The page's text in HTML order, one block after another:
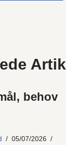
behov
05/07/2026